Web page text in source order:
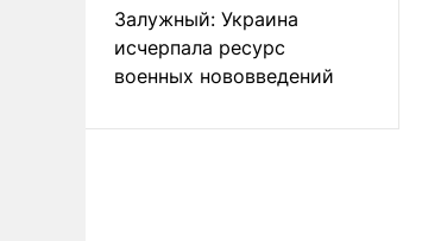
Залужный: Украина
исчерпала ресурс
военных нововведений